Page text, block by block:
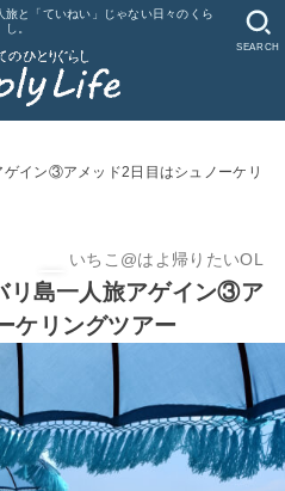
と「ていねい」じゃない日々のくら
し。
SEARCH
イン③アメッド2日目はシュノーケリ
いちこ@はよ帰りたいOL
リ島一人旅アゲイン③ア
ケリングツアー